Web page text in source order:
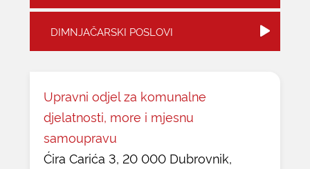
DIMNJAČARSKI POSLOVI
Upravni odjel za komunalne
djelatnosti, more i mjesnu
samoupravu
Ćira Carića 3, 20 000 Dubrovnik,